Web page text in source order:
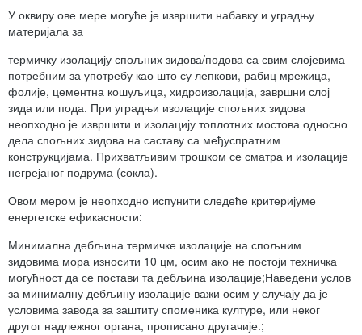
У оквиру ове мере могуће је извршити набавку и уградњу
материјала за
термичку изолацију спољних зидова/подова са свим слојевима
потребним за употребу као што су лепкови, рабиц мрежица,
фолије, цементна кошуљица, хидроизолација, завршни слој
зида или пода. При уградњи изолације спољних зидова
неопходно је извршити и изолацију топлотних мостова односно
дела спољних зидова на саставу са међуспратним
конструкцијама. Прихватљивим трошком се сматра и изолације
негрејаног подрума (сокла).
Овом мером је неопходно испунити следеће критеријуме
енергетске ефикасности:
Минимална дебљина термичке изолације на спољним
зидовима мора износити 10 цм, осим ако не постоји техничка
могућност да се постави та дебљина изолације;Наведени услов
за минималну дебљину изолације важи осим у случају да је
условима завода за заштиту споменика културе, или неког
другог надлежног органа, прописано другачије.;